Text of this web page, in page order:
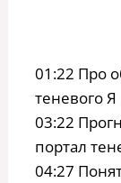
01:22 Про
теневого Я
03:22
портал
04:27